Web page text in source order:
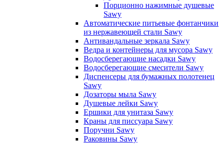
Порционно нажимные душевые
Sawy
Автоматические питьевые фонтанчики
из нержавеющей стали Sawy
Антивандальные зеркала Sawy
Ведра и контейнеры для мусора Sawy
Водосберегающие насадки Sawy
Водосберегающие смесители Sawy
Диспенсеры для бумажных полотенец
Sawy
Дозаторы мыла Sawy
Душевые лейки Sawy
Ершики для унитаза Sawy
Краны для писсуара Sawy
Поручни Sawy
Раковины Sawy